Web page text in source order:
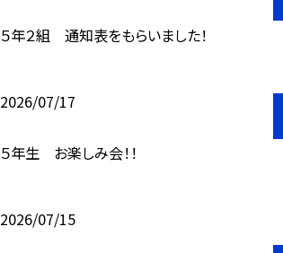
５年２組 通知表をもらいました！
2026/07/17
５年生 お楽しみ会！！
2026/07/15